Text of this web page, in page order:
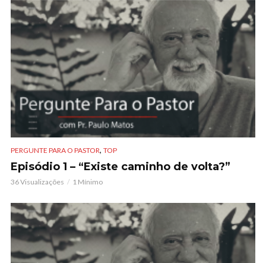
PERGUNTE PARA O PASTOR, TOP
Episódio 1 – “Existe caminho de volta?”
36 Visualizações 1 Mínimo